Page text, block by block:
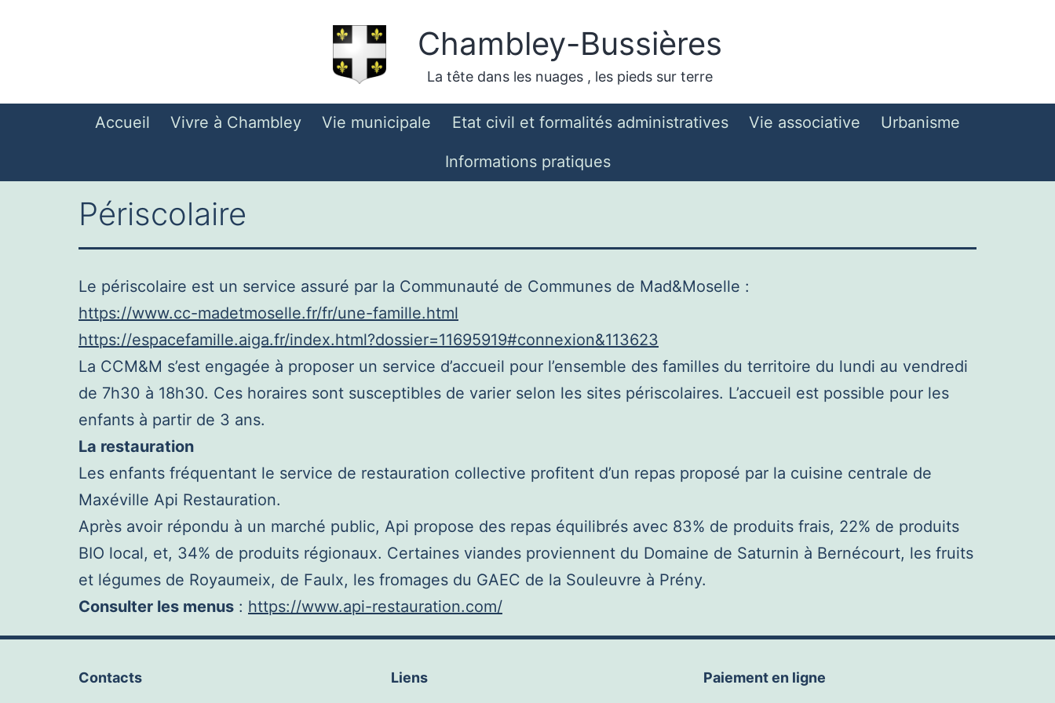
Chambley-Bussières
La tête dans les nuages , les pieds sur terre
Accueil Vivre à Chambley Vie municipale Etat civil et formalités administratives Vie associative Urbanisme
Informations pratiques
Périscolaire
Le périscolaire est un service assuré par la Communauté de Communes de Mad&Moselle :
https://www.cc-madetmoselle.fr/fr/une-famille.html
https://espacefamille.aiga.fr/index.html?dossier=11695919#connexion&113623
La CCM&M s’est engagée à proposer un service d’accueil pour l’ensemble des familles du territoire du lundi au vendredi
de 7h30 à 18h30. Ces horaires sont susceptibles de varier selon les sites périscolaires. L’accueil est possible pour les
enfants à partir de 3 ans.
La restauration
Les enfants fréquentant le service de restauration collective profitent d’un repas proposé par la cuisine centrale de
Maxéville Api Restauration.
Après avoir répondu à un marché public, Api propose des repas équilibrés avec 83% de produits frais, 22% de produits
BIO local, et, 34% de produits régionaux. Certaines viandes proviennent du Domaine de Saturnin à Bernécourt, les fruits
et légumes de Royaumeix, de Faulx, les fromages du GAEC de la Souleuvre à Prény.
Consulter les menus : https://www.api-restauration.com/
Contacts Liens Paiement en ligne